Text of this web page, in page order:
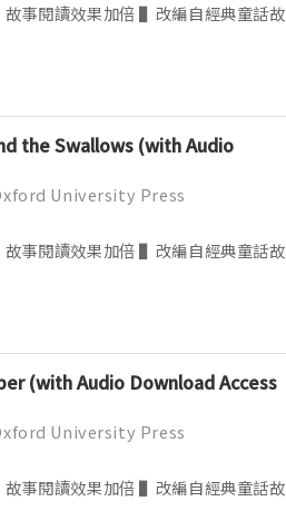
事閱讀效果加倍 ▌改編自經典童話故
the Swallows (with Audio
University Press
事閱讀效果加倍 ▌改編自經典童話故
(with Audio Download Access
University Press
事閱讀效果加倍 ▌改編自經典童話故